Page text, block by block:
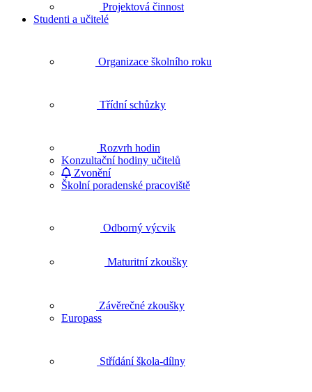
Projektová činnost
Studenti a učitelé
Organizace školního roku
Třídní schůzky
Rozvrh hodin
Konzultační hodiny učitelů
Zvonění
Školní poradenské pracoviště
Odborný výcvik
Maturitní zkoušky
Závěrečné zkoušky
Europass
Střídání škola-dílny